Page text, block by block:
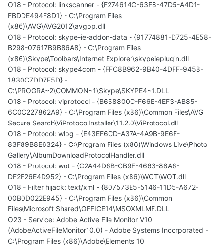
O18 - Protocol: linkscanner - {F274614C-63F8-47D5-A4D1-
FBDDE494F8D1} - C:\Program Files
(x86)\AVG\AVG2012\avgpp.dll
O18 - Protocol: skype-ie-addon-data - {91774881-D725-4E58-
B298-07617B9B86A8} - C:\Program Files
(x86)\Skype\Toolbars\Internet Explorer\skypeieplugin.dll
O18 - Protocol: skype4com - {FFC8B962-9B40-4DFF-9458-
1830C7DD7F5D} -
C:\PROGRA~2\COMMON~1\Skype\SKYPE4~1.DLL
O18 - Protocol: viprotocol - {B658800C-F66E-4EF3-AB85-
6C0C227862A9} - C:\Program Files (x86)\Common Files\AVG
Secure Search\ViProtocolInstaller\11.2.0\ViProtocol.dll
O18 - Protocol: wlpg - {E43EF6CD-A37A-4A9B-9E6F-
83F89B8E6324} - C:\Program Files (x86)\Windows Live\Photo
Gallery\AlbumDownloadProtocolHandler.dll
O18 - Protocol: wot - {C2A44D6B-CB9F-4663-88A6-
DF2F26E4D952} - C:\Program Files (x86)\WOT\WOT.dll
O18 - Filter hijack: text/xml - {807573E5-5146-11D5-A672-
00B0D022E945} - C:\Program Files (x86)\Common
Files\Microsoft Shared\OFFICE14\MSOXMLMF.DLL
O23 - Service: Adobe Active File Monitor V10
(AdobeActiveFileMonitor10.0) - Adobe Systems Incorporated -
C:\Program Files (x86)\Adobe\Elements 10